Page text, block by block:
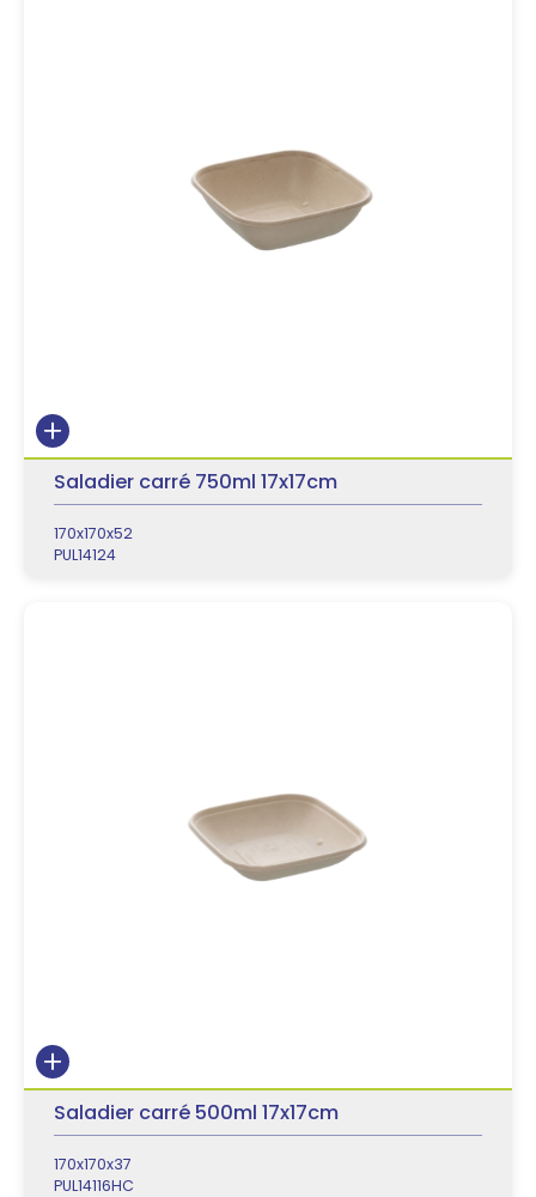
Saladier carré 750ml 17x17cm
170x170x52
PUL14124
Saladier carré 500ml 17x17cm
170x170x37
PUL14116HC